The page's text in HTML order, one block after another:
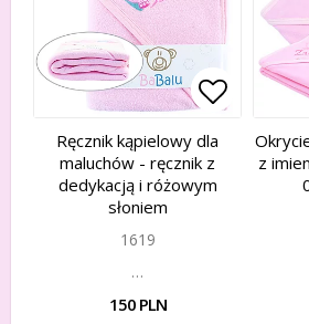
Add to
Add to
Ręcznik kąpielowy dla
maluchów - ręcznik z
dedykacją i różowym
słoniem
1619
…
150 PLN
z